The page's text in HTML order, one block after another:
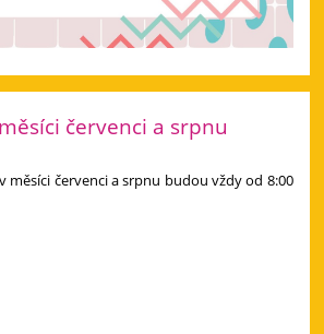
červenci a srpnu
měsíci červenci a srpnu budou vždy od 8:00